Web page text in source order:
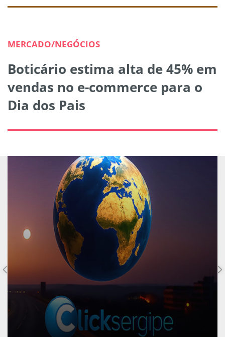
MERCADO/NEGÓCIOS
Boticário estima alta de 45% em
vendas no e-commerce para o
Dia dos Pais